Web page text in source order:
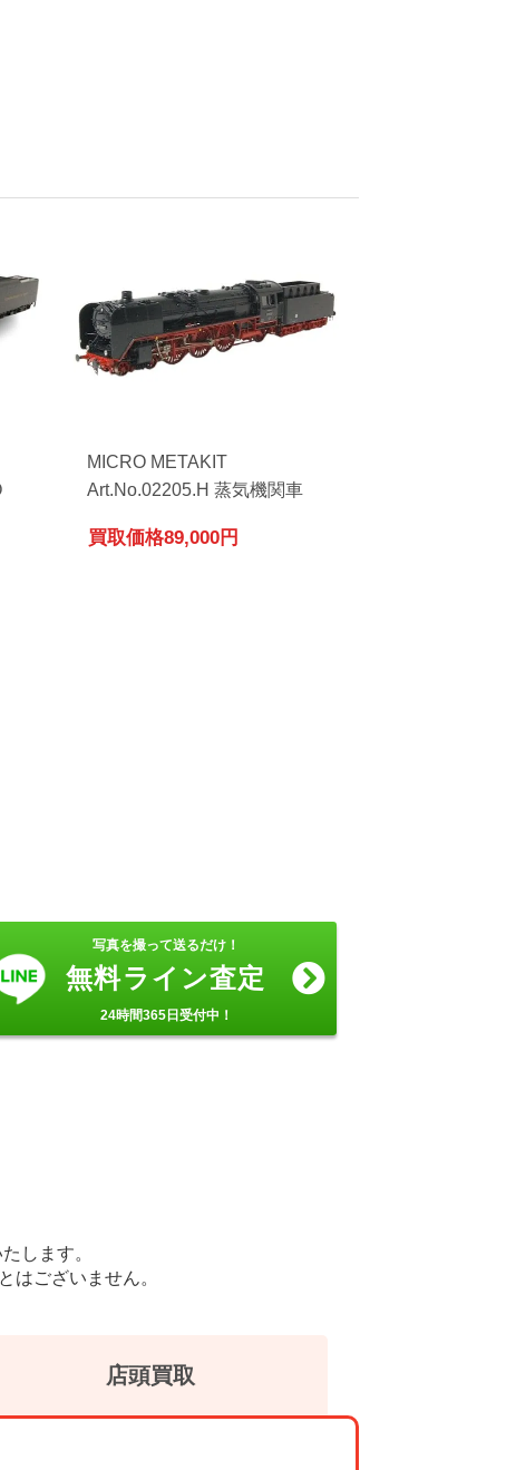
MICRO METAKIT
Art.No.02205.H 蒸気機関車
買取価格89,000円
写真を撮って送るだけ！
無料ライン査定
24時間365日受付中！
します。
はございません。
店頭買取